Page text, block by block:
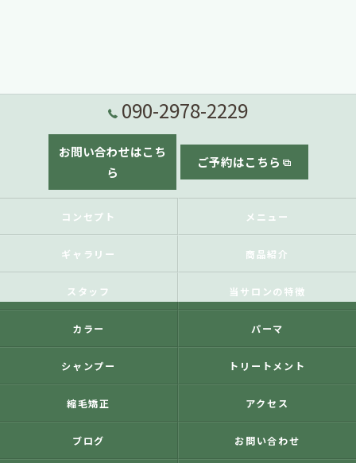
090-2978-2229
お問い合わせはこち
ら
ご予約はこちら
コンセプト メニュー
ギャラリー 商品紹介
スタッフ 当サロンの特徴
カラー パーマ
シャンプー トリートメント
縮毛矯正 アクセス
ブログ お問い合わせ